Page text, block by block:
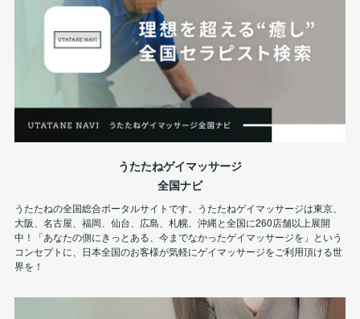
うたたねゲイマッサージ
全国ナビ
うたたねの全国総合ポータルサイトです。うたたねゲイマッサージは東京、
大阪、名古屋、福岡、仙台、広島、札幌、沖縄と全国に260店舗以上展開
中！「あなたの側にきっとある、今までなかったゲイマッサージを」という
コンセプトに、日本全国のお客様が気軽にゲイマッサージをご利用頂ける世
界を！